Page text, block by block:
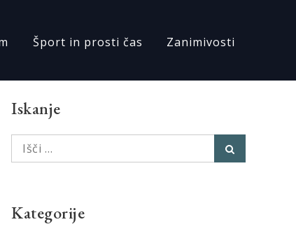
Šport in prosti čas Zanimivosti
Iskanje
Išči:
Kategorije